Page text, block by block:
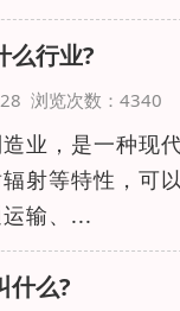
么行业?
浏览次数：4340
业，是一种现
射等特性，可
输、...
什么?